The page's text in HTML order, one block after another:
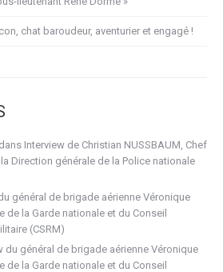
chat baroudeur, aventurier et engagé !
dans Interview de Christian NUSSBAUM, Chef
Direction générale de la Police nationale
général de brigade aérienne Véronique
de la Garde nationale et du Conseil
(CSRM)
du général de brigade aérienne Véronique
de la Garde nationale et du Conseil